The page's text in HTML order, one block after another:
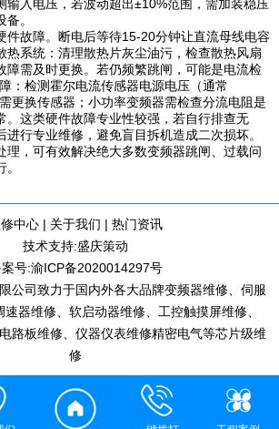
输入电压，若波动超出±10%范围，需加装稳压
。
件故障。断电后等待15-20分钟让直流母线电容
热系统：清理散热片灰尘油污，检查散热风扇
障需及时更换。若仍频繁跳闸，可能是电流检
：检测霍尔电流传感器电源电压（通常
更换传感器；小功率变频器需检查分流电阻是
。这类硬件故障专业性较强，若自行排查无
行专业维修，避免盲目拆机造成二次损坏。
理，可有效解决绝大多数变频器跳闸、过载问
中心 | 关于我们 | 热门资讯
技术支持:盛庆策动
号:渝ICP备2020014297号
公司致力于国内外各大品牌变频器维修、伺服
器维修、软启动器维修、工控触摸屏维修、
路板维修、仪器仪表维修精密电气等芯片级维
修